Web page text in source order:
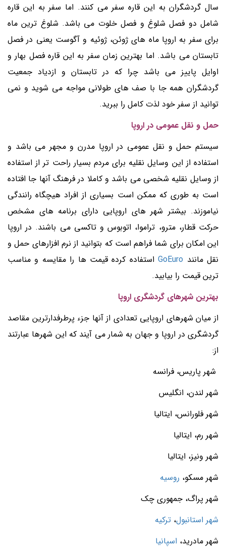
سال گردشگران به این قاره سفر می کنند. اما سفر به این قاره
شامل دو فصل شلوغ و فصل خلوت می باشد. شلوغ ترین ماه
برای سفر به اروپا ماه های ژوئن، ژوئیه و آگوست یعنی در فصل
تابستان می باشد. اما بهترین زمان سفر به این قاره فصل بهار و
اوایل پاییز می باشد چرا که در تابستان و ازدیاد جمعیت
گردشگران همه جا با صف های طولانی مواجه می شوید و نمی
توانید از سفر خود لذت کامل را ببرید.
حمل و نقل عمومی در اروپا
سیستم حمل و نقل عمومی در اروپا مدرن و مجهر می باشد و
استفاده از این وسایل نقلیه برای مردم بسیار راحت تر از استفاده
از وسایل نقلیه شخصی می باشد و کاملا در فرهنگ آنها جا افتاده
است به طوری که ممکن است بسیاری از افراد هیچگاه رانندگی
نیاموزند. بیشتر شهر های اروپایی دارای برنامه های مشخص
حرکت قطار، مترو، تراموا، اتوبوس و تاکسی می باشند. در اروپا
این امکان برای شما فراهم است که بتوانید از نرم افزارهای حمل و
نقل مانند GoEuroاستفاده کرده قیمت ها را مقایسه و مناسب
ترین قیمت را بیابید.
بهترین شهرهای گردشگری اروپا
از میان شهرهای اروپایی تعدادی از آنها جزء پرطرفدارترین مقاصد
گردشگری در اروپا و جهان به شمار می آیند که این شهرها عبارتند
از:
شهر پاریس، فرانسه
شهر لندن، انگلیس
شهر فلورانس، ایتالیا
شهر رم، ایتالیا
شهر ونیز، ایتالیا
شهر مسکو، روسیه
شهر پراگ، جمهوری چک
شهر استانبول، ترکیه
شهر مادرید، اسپانیا